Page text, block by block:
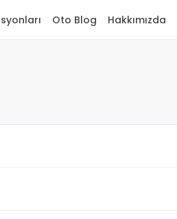
Oto Blog Hakkımızda